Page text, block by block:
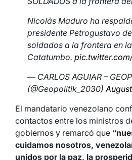
Nicolás Maduro ha
presidente Petrogustavo
soldados a la frontera en
Catatumbo.
— CARLOS AGUIAR –
(@Geopolitik_2030)
El mandatario venezolano
contactos entre los ministros
gobiernos y remarcó que
cuidamos nosotros,
unidos por la paz, la